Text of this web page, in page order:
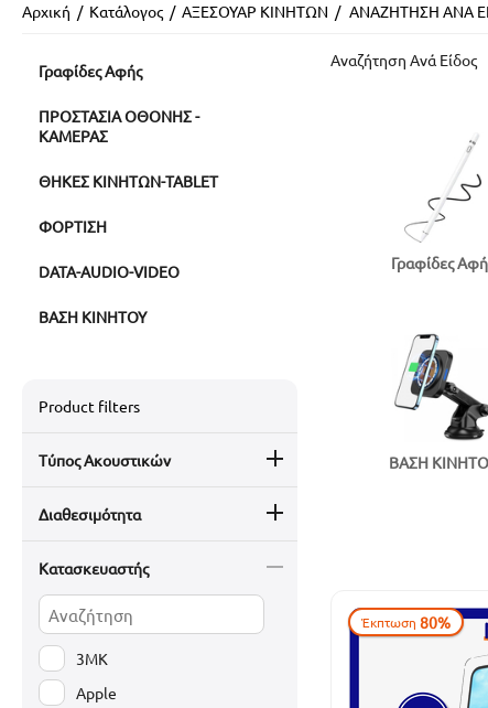
Αρχική / Κατάλογος / ΑΞΕΣΟΥΑΡ ΚΙΝΗΤΩΝ / ΑΝΑΖΗΤΗΣΗ ΑΝΑ
Αναζήτηση Ανά Είδος
Γραφίδες
ΒΑΣΗ
Έκπτωση 80%
Γραφίδες Αφής
ΠΡΟΣΤΑΣΙΑ ΟΘΟΝΗΣ -
ΚΑΜΕΡΑΣ
ΘΗΚΕΣ ΚΙΝΗΤΩΝ-TABLET
ΦΟΡΤΙΣΗ
DATA-AUDIO-VIDEO
ΒΑΣΗ ΚΙΝΗΤΟΥ
Product filters
Τύπος Ακουστικών
Διαθεσιμότητα
Κατασκευαστής
3MK
Apple